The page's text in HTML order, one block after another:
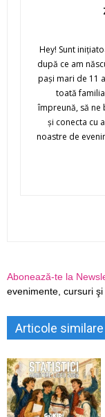
Hey! Sunt
după ce am
paşi mari de 11
toată
împreună, să ne
şi conecta cu
noastre de
Abonează-te la
evenimente, cursuri
Articole